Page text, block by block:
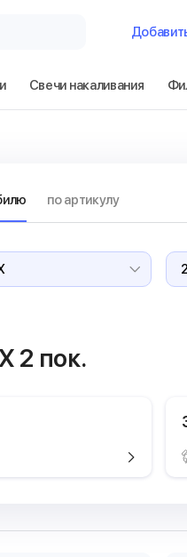
Гараж
Свечи накаливания
по артикулу
2 пок.
Технические